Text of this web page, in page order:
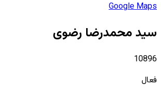
Google Maps
سید محمدرضا رضوی
10896
فعال